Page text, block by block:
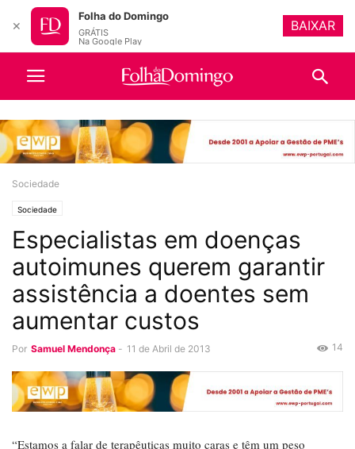
Sociedade
Sociedade
Especialistas em doenças
autoimunes querem garantir
assistência a doentes sem
aumentar custos
Por Samuel Mendonça - 11 de Abril de 2013 14
“Estamos a falar de terapêuticas muito caras e têm um peso
✕
Folha do Domingo
GRÁTIS
Na Google Play
BAIXAR